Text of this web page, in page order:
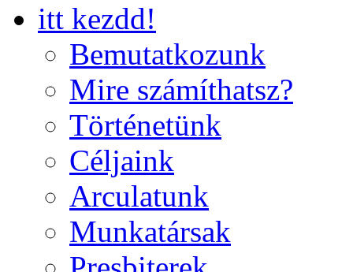
itt kezdd!
Bemutatkozunk
Mire számíthatsz?
Történetünk
Céljaink
Arculatunk
Munkatársak